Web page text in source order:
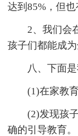
达到85%，但
2、我们会
孩子们都能成
八、下面
(1)在家教
(2)发现孩
确的引导教育。